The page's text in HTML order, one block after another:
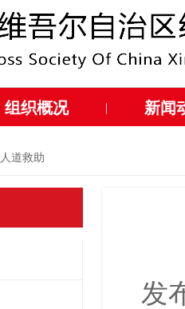
组织概况 | 新闻
人道救助
发